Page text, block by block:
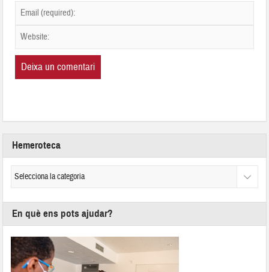
Hemeroteca
En què ens pots ajudar?